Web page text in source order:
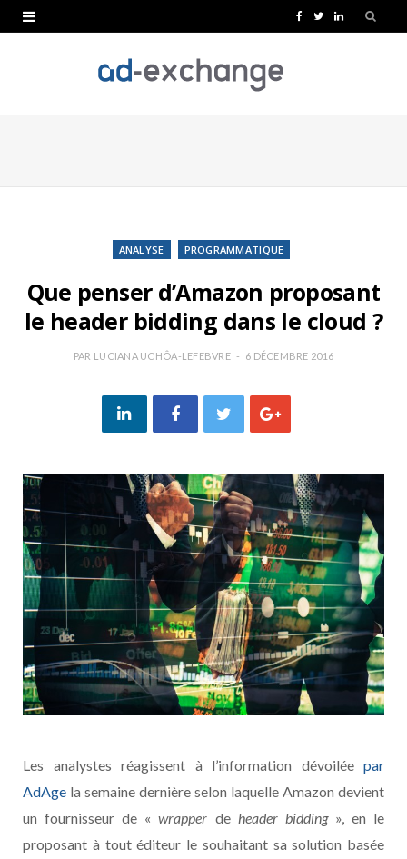
e
T
t
L
k
ANALYSE PROGRAMMATIQUE
Que penser d’Amazon proposant
le header bidding dans le cloud ?
PAR LUCIANA UCHÔA-LEFEBVRE 6 DÉCEMBRE 2016
Les analystes réagissent à l’information dévoilée par
AdAge la semaine dernière selon laquelle Amazon devient
un fournisseur de «wrapper de header bidding», en le
proposant à tout éditeur le souhaitant sa solution basée